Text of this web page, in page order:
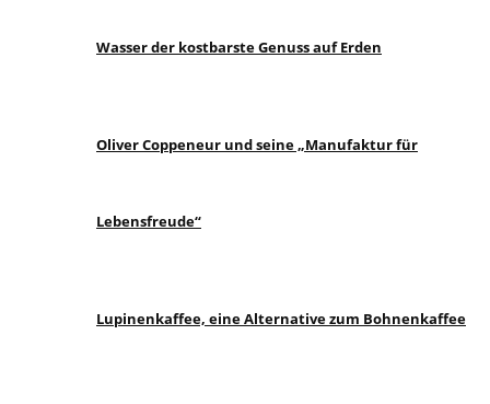
Wasser der kostbarste Genuss auf Erden
Oliver Coppeneur und seine „Manufaktur für
Lebensfreude“
Lupinenkaffee, eine Alternative zum Bohnenkaffee